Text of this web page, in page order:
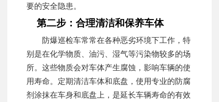
要的安全隐患。
第二步：合理清洁和保养车体
防爆巡检车常常在各种恶劣环境下工作，特
别是在化学物质、油污、湿气等污染物较多的场
所。这些物质会对车体产生腐蚀，影响车辆的使
用寿命。定期清洁车体和底盘，使用专业的防腐
剂涂抹在车身和底盘上，是延长车辆寿命的有效